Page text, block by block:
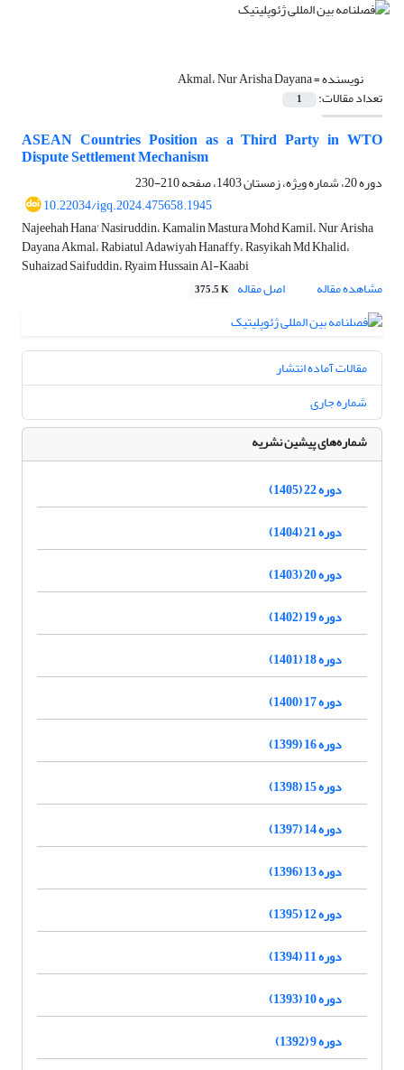
نویسنده =Akmal، Nur Arisha Dayana
تعداد مقالات: 1
ASEAN Countries Position as a Third Party in WTO
Dispute Settlement Mechanism
دوره 20، شماره ویژه، زمستان 1403، صفحه
210-230
10.22034/igq.2024.475658.1945
Najeehah Hana' Nasiruddin، Kamalin Mastura Mohd Kamil، Nur Arisha
Dayana Akmal، Rabiatul Adawiyah Hanaffy، Rasyikah Md Khalid،
Suhaizad Saifuddin، Ryaim Hussain Al-Kaabi
مشاهده مقاله
اصل مقاله 375.5 K
مقالات آماده انتشار
شماره جاری
شماره‌های پیشین نشریه
دوره 22 (1405)
دوره 21 (1404)
دوره 20 (1403)
دوره 19 (1402)
دوره 18 (1401)
دوره 17 (1400)
دوره 16 (1399)
دوره 15 (1398)
دوره 14 (1397)
دوره 13 (1396)
دوره 12 (1395)
دوره 11 (1394)
دوره 10 (1393)
دوره 9 (1392)